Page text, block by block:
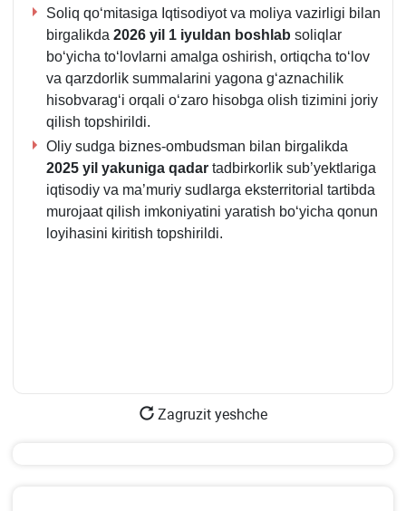
Soliq qoʻmitasiga Iqtisodiyot va moliya vazirligi bilan
birgalikda 2026 yil 1 iyuldan boshlab soliqlar
boʻyicha toʻlovlarni amalga oshirish, ortiqcha toʻlov
va qarzdorlik summalarini yagona gʻaznachilik
hisobvaragʻi orqali oʻzaro hisobga olish tizimini joriy
qilish topshirildi.
Oliy sudga biznes-ombudsman bilan birgalikda
2025 yil yakuniga qadar tadbirkorlik sub’yektlariga
iqtisodiy va ma’muriy sudlarga eksterritorial tartibda
murojaat qilish imkoniyatini yaratish boʻyicha qonun
loyihasini kiritish topshirildi.
Zagruzit yeshche